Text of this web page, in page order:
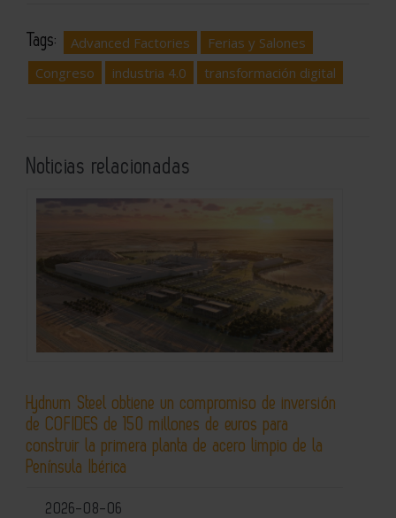
Tags: Advanced Factories
Ferias y Salones
Congreso
industria 4.0 transformación digital
Noticias relacionadas
Hydnum Steel obtiene un compromiso de inversión
de COFIDES de 150 millones de euros para
construir la primera planta de acero limpio de la
Península Ibérica
2026-08-06